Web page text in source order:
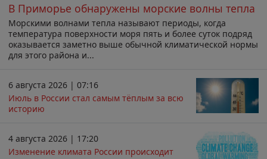
В Приморье обнаружены морские волны тепла
Морскими волнами тепла называют периоды, когда
температура поверхности моря пять и более суток подряд
оказывается заметно выше обычной климатической нормы
для этого района и...
6 августа 2026 | 07:16
Июль в России стал самым тёплым за всю
историю
4 августа 2026 | 17:20
Изменение климата России происходит